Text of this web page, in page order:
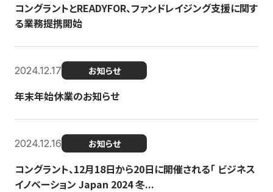
コングラントとREADYFOR、ファンドレイジング支援に関す
る業務提携開始
2024.12.17 お知らせ
年末年始休業のお知らせ
2024.12.16 お知らせ
コングラント、12月18日から20日に開催される「 ビジネス
イノベーション Japan 2024 冬...